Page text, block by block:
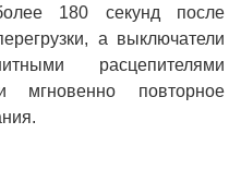
180 секунд после
а выключатели
расцепителями
мгновенно повторное